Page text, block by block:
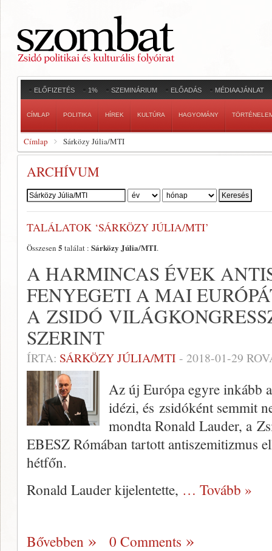
ELŐFIZETÉS 1% SZEMINÁRIUM ELŐADÁS MÉDIAAJÁNLAT
CÍMLAP POLITIKA HÍREK KULTÚRA HAGYOMÁNY
Címlap Sárközy Júlia/MTI
ARCHÍVUM
Szerző:
TALÁLATOK ‘SÁRKÖZY JÚLIA/MTI’
Összesen 5 találat : Sárközy Júlia/MTI.
A HARMINCAS ÉVEK
FENYEGETI A MAI
A ZSIDÓ
SZERINT
ÍRTA: SÁRKÖZY JÚLIA/MTI - 2018-01-29
Az új Európa egyre inkább
idézi, és zsidóként semmit
mondta Ronald Lauder, a
EBESZ Rómában tartott antiszemitizmus
hétfőn.
Ronald Lauder kijelentette, … Tovább »
Bővebben 0 Comments